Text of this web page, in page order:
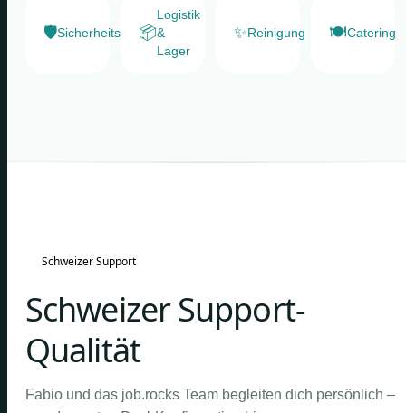
🛡️Sicherheitsdienste
📦
Logistik
&
Lager
✨Reinigung 🍽️Catering
Schweizer Support
Schweizer Support-
Qualität
Fabio und das job.rocks Team begleiten dich persönlich –